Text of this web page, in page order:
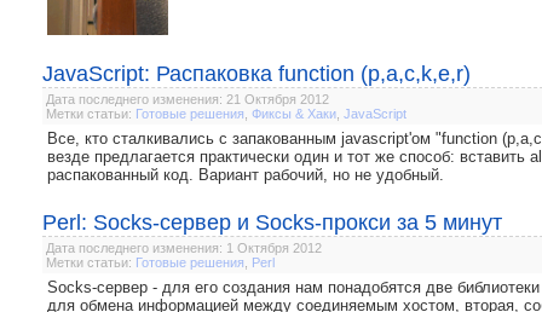
JavaScript: Распаковка function (p,a,c,k,e,r)
Дата последнего изменения: 21 Октября 2012
Метки статьи: Готовые решения Фиксы & Хаки JavaScript
Все, кто сталкивались с запакованным javascript'ом "function
везде предлагается практически один и тот же способ: вставить
распакованный код. Вариант рабочий, но не удобный.
Perl: Socks-сервер и Socks-прокси за 5 минут
Дата последнего изменения: 1 Октября 2012
Метки статьи: Готовые решения Perl
Socks-сервер - для его создания нам понадобятся две
для обмена информацией между соединяемым хостом, вторая,